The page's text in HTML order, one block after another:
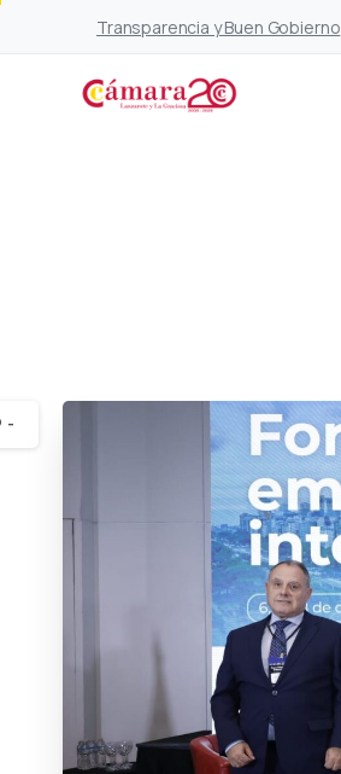
Transparencia y Buen Gobierno
-